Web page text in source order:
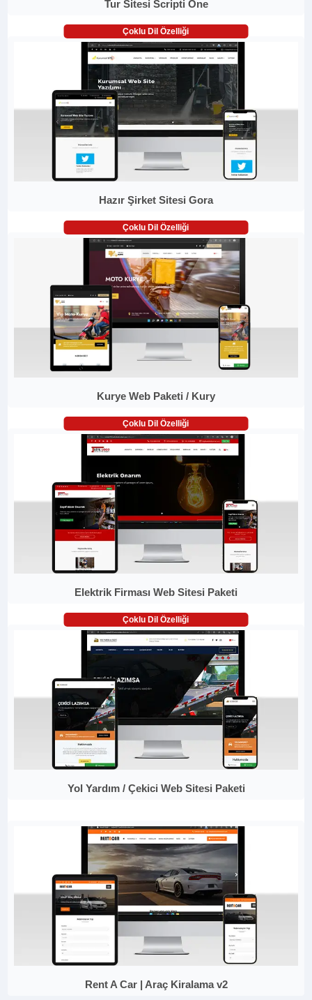
Tur Sitesi Scripti One
Çoklu Dil Özelliği
Hazır Şirket Sitesi Gora
Çoklu Dil Özelliği
Kurye Web Paketi / Kury
Çoklu Dil Özelliği
Elektrik Firması Web Sitesi Paketi
Çoklu Dil Özelliği
Yol Yardım / Çekici Web Sitesi Paketi
Rent A Car | Araç Kiralama v2